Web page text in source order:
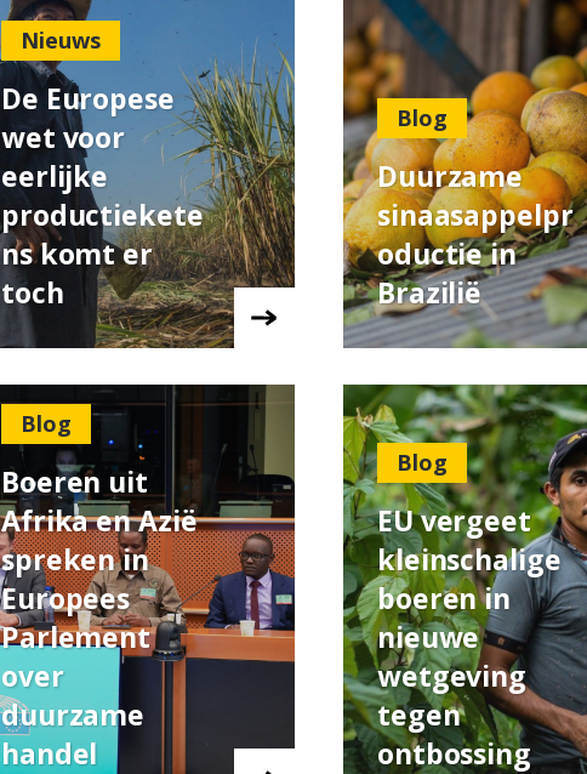
Nieuws
De Europese
wet voor
eerlijke
productiekete
ns komt er
toch
Blog
Duurzame
sinaasappelpr
oductie in
Brazilië
Blog
Boeren uit
Afrika en Azië
spreken in
Europees
Parlement
over
duurzame
handel
Blog
EU vergeet
kleinschalige
boeren in
nieuwe
wetgeving
tegen
ontbossing